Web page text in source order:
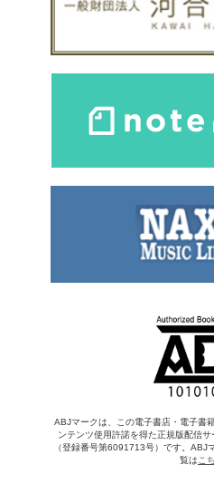
ABJマークは、この電子書店・電子書
ンテンツ使用許諾を得た正規版配信
（登録番号第6091713号）です。ABJ
覧はこ